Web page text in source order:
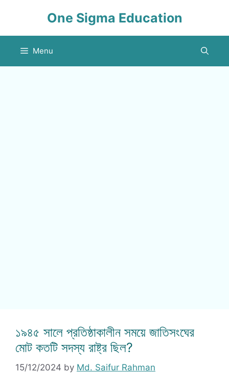
One Sigma Education
Menu
১৯৪৫ সালে প্রতিষ্ঠাকালীন সময়ে জাতিসংঘের
মোট কতটি সদস্য রাষ্ট্র ছিল?
15/12/2024 by Md. Saifur Rahman